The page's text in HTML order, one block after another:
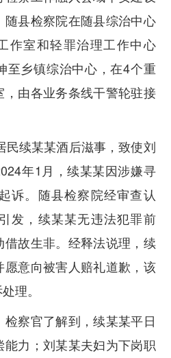
县检察院在随县综治中心
作室和轻罪治理工作中心
至乡镇综治中心，在4个重
由各业务条线干警轮驻接
民续某某酒后滋事，致使刘
年1月，续某某因涉嫌寻
诉。随县检察院经审查认
发，续某某无违法犯罪前
故生非。经释法说理，续
意向被害人赔礼道歉，该
理。
察官了解到，续某某平日
力；刘某某夫妇为下岗职